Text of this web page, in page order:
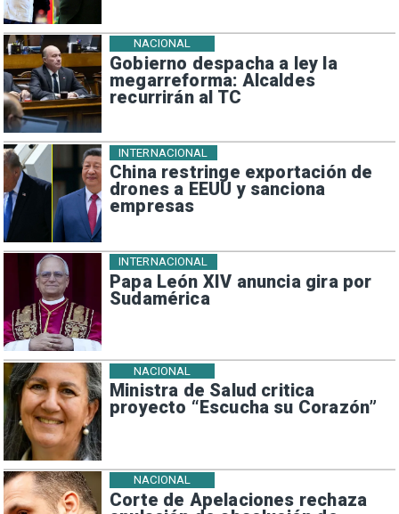
Gobierno despacha a ley la
megarreforma: Alcaldes
recurrirán al TC
NACIONAL
China restringe exportación de
drones a EEUU y sanciona
empresas
INTERNACIONAL
Papa León XIV anuncia gira por
Sudamérica
INTERNACIONAL
Ministra de Salud critica
proyecto “Escucha su Corazón”
NACIONAL
Corte de Apelaciones rechaza
NACIONAL